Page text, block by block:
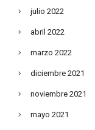
julio 2022
abril 2022
marzo 2022
diciembre 2021
noviembre 2021
mayo 2021